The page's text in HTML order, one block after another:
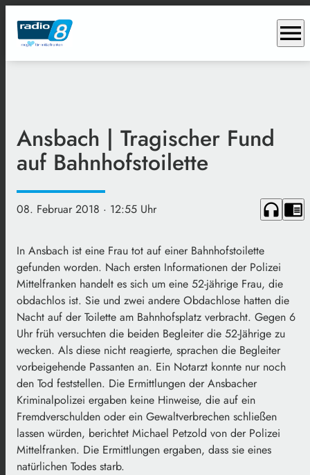
menu
Ansbach | Tragischer Fund
auf Bahnhofstoilette
08. Februar 2018 · 12:55 Uhr headphones chrome_reader_mode
In Ansbach ist eine Frau tot auf einer Bahnhofstoilette
gefunden worden. Nach ersten Informationen der Polizei
Mittelfranken handelt es sich um eine 52-jährige Frau, die
obdachlos ist. Sie und zwei andere Obdachlose hatten die
Nacht auf der Toilette am Bahnhofsplatz verbracht. Gegen 6
Uhr früh versuchten die beiden Begleiter die 52-Jährige zu
wecken. Als diese nicht reagierte, sprachen die Begleiter
vorbeigehende Passanten an. Ein Notarzt konnte nur noch
den Tod feststellen. Die Ermittlungen der Ansbacher
Kriminalpolizei ergaben keine Hinweise, die auf ein
Fremdverschulden oder ein Gewaltverbrechen schließen
lassen würden, berichtet Michael Petzold von der Polizei
Mittelfranken. Die Ermittlungen ergaben, dass sie eines
natürlichen Todes starb.